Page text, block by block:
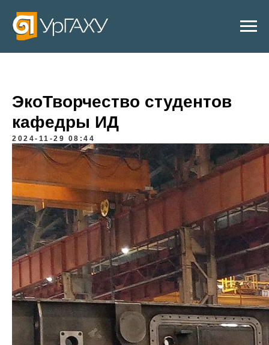
ЭкоТворчество студентов
кафедры ИД
2024-11-29 08:44